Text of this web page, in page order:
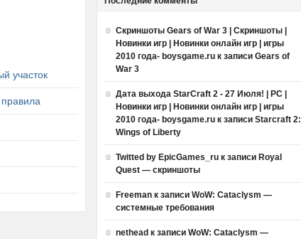
участок
Скриншоты Gears of War 3 | Скриншоты |
Новинки игр | Новинки онлайн игр | игры
2010 года- boysgame.ru к записи Gears of
War 3
Дата выхода StarCraft 2 - 27 Июля! | PC |
Новинки игр | Новинки онлайн игр | игры
2010 года- boysgame.ru к записи Starcraft 2:
Wings of Liberty
Twitted by EpicGames_ru к записи Royal
Quest — скриншоты
Freeman к записи WoW: Cataclysm —
системные требования
nethead к записи WoW: Cataclysm —